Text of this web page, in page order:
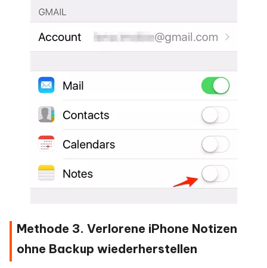
Methode 3. Verlorene iPhone Notizen
ohne Backup wiederherstellen